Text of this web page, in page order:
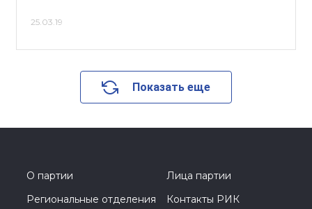
25.03.19
Показать еще
О партии
Лица партии
Региональные отделения
Контакты РИК